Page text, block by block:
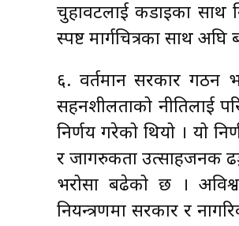
चुहावटलाई कडाइका साथ
स्पष्ट मार्गचित्रका साथ
६. वर्तमान सरकार गठन
सहनशीलताको नीतिलाई
निर्णय गरेको थियो । यो
र जागरुकता उत्साहजनक
भरोसा बढेको छ ।
नियन्त्रणमा सरकार र